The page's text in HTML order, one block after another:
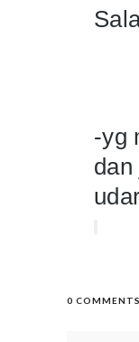
-yg
dan
0 COMMENTS